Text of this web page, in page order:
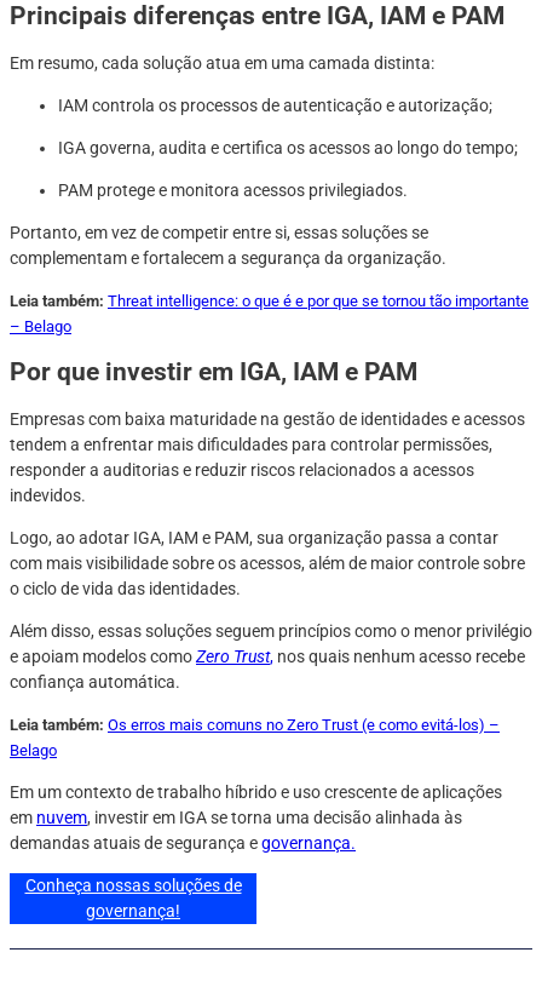
Principais diferenças entre IGA, IAM e PAM
Em resumo, cada solução atua em uma camada distinta:
IAM controla os processos de autenticação e autorização;
IGA governa, audita e certifica os acessos ao longo do tempo;
PAM protege e monitora acessos privilegiados.
Portanto, em vez de competir entre si, essas soluções se
complementam e fortalecem a segurança da organização.
Leia também: Threat intelligence: o que é e por que se tornou tão importante
– Belago
Por que investir em IGA, IAM e PAM
Empresas com baixa maturidade na gestão de identidades e acessos
tendem a enfrentar mais dificuldades para controlar permissões,
responder a auditorias e reduzir riscos relacionados a acessos
indevidos.
Logo, ao adotar IGA, IAM e PAM, sua organização passa a contar
com mais visibilidade sobre os acessos, além de maior controle sobre
o ciclo de vida das identidades.
Além disso, essas soluções seguem princípios como o menor privilégio
e apoiam modelos comoZero Trust, nos quais nenhum acesso recebe
confiança automática.
Leia também: Os erros mais comuns no Zero Trust (e como evitá-los) –
Belago
Em um contexto de trabalho híbrido e uso crescente de aplicações
em nuvem, investir em IGA se torna uma decisão alinhada às
demandas atuais de segurança egovernança.
Conheça nossas soluções de
governança!